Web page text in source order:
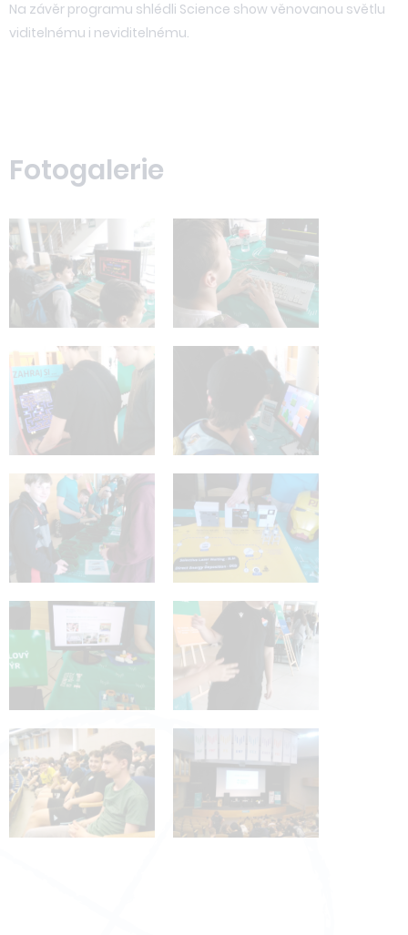
Na závěr programu shlédli Science show věnovanou světlu
viditelnému i neviditelnému.
Fotogalerie